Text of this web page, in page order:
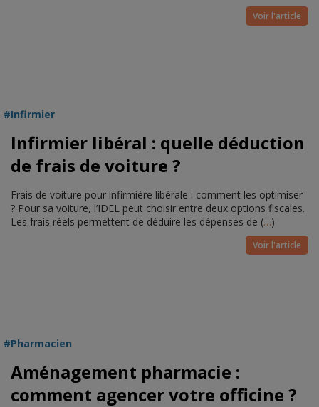
Voir l'article
Infirmier
Infirmier libéral : quelle déduction
de frais de voiture ?
Frais de voiture pour infirmière libérale : comment les optimiser
? Pour sa voiture, l’IDEL peut choisir entre deux options fiscales.
Les frais réels permettent de déduire les dépenses de (…)
Voir l'article
Pharmacien
Aménagement pharmacie :
comment agencer votre officine ?